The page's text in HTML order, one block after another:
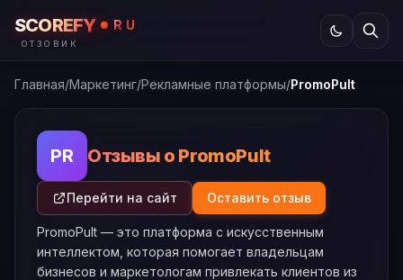
SCOREFY RU
ОТЗОВИК
Главная/Маркетинг/Рекламные платформы/PromoPult
PR Отзывы о PromoPult
Перейти на сайт Оставить отзыв
PromoPult — это платформа с искусственным
интеллектом, которая помогает владельцам
бизнесов и маркетологам привлекать клиентов из